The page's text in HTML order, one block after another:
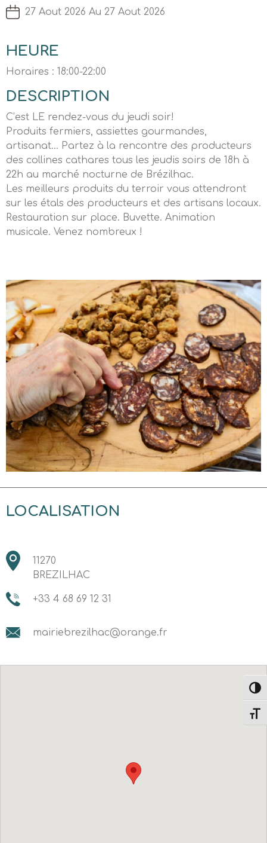
27 Aout 2026 Au 27 Aout 2026
HEURE
Horaires : 18:00-22:00
DESCRIPTION
C’est LE rendez-vous du jeudi soir!
Produits fermiers, assiettes gourmandes,
artisanat… Partez à la rencontre des producteurs
des collines cathares tous les jeudis soirs de 18h à
22h au marché nocturne de Brézilhac.
Les meilleurs produits du terroir vous attendront
sur les étals des producteurs et des artisans locaux.
Restauration sur place. Buvette. Animation
musicale. Venez nombreux !
LOCALISATION
11270
BREZILHAC
+33 4 68 69 12 31
mairiebrezilhac@orange.fr